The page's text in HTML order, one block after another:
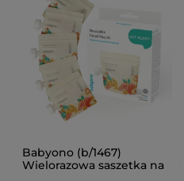
Babyono (b/1467)
Wielorazowa saszetka na